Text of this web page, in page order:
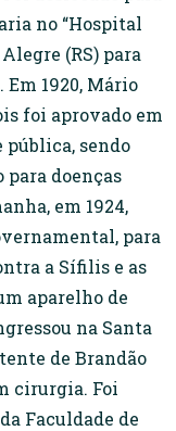
no “Hospital
(RS) para
1920, Mário
foi aprovado em
pública, sendo
para doenças
em 1924,
para
a Sífilis e as
aparelho de
na Santa
de Brandão
cirurgia. Foi
Faculdade de